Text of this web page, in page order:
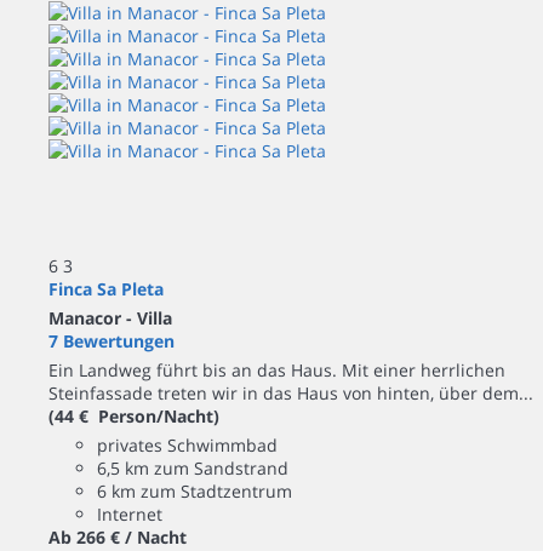
6 3
Finca Sa Pleta
Manacor - Villa
7 Bewertungen
Ein Landweg führt bis an das Haus. Mit einer herrlichen
Steinfassade treten wir in das Haus von hinten, über dem...
(44 € Person/Nacht)
privates Schwimmbad
6,5 km zum Sandstrand
6 km zum Stadtzentrum
Internet
Ab 266 € / Nacht